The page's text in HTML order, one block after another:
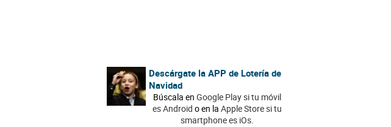
Descárgate la APP de Lotería de
Navidad
Búscala en Google Play si tu móvil
es Android o en la Apple Store si tu
smartphone es iOs.